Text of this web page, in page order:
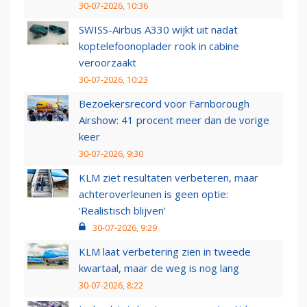
30-07-2026, 10:36
SWISS-Airbus A330 wijkt uit nadat
koptelefoonoplader rook in cabine
veroorzaakt
30-07-2026, 10:23
Bezoekersrecord voor Farnborough
Airshow: 41 procent meer dan de vorige
keer
30-07-2026, 9:30
KLM ziet resultaten verbeteren, maar
achteroverleunen is geen optie:
‘Realistisch blijven’
30-07-2026, 9:29
KLM laat verbetering zien in tweede
kwartaal, maar de weg is nog lang
30-07-2026, 8:22